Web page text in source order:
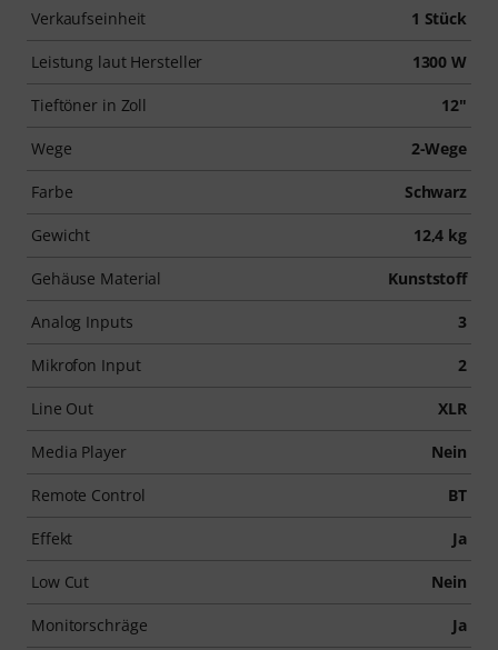
Verkaufseinheit 1 Stück
Leistung laut Hersteller 1300 W
Tieftöner in Zoll 12"
Wege 2-Wege
Farbe Schwarz
Gewicht 12,4 kg
Gehäuse Material Kunststoff
Analog Inputs 3
Mikrofon Input 2
Line Out XLR
Media Player Nein
Remote Control BT
Effekt Ja
Low Cut Nein
Monitorschräge Ja